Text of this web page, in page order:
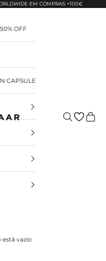
EM COMPRAS +100€
Pesquisar
OFF
CAPSULE
está vazio